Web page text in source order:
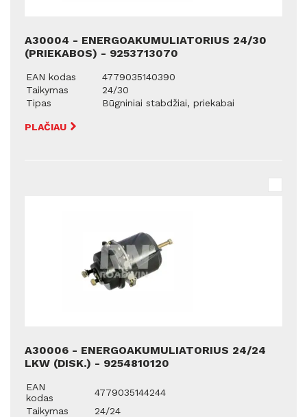
A30004 - ENERGOAKUMULIATORIUS 24/30
(PRIEKABOS) - 9253713070
EAN kodas
4779035140390
Taikymas
24/30
Tipas
Būgniniai stabdžiai, priekabai
PLAČIAU
A30006 - ENERGOAKUMULIATORIUS 24/24
LKW (DISK.) - 9254810120
EAN
kodas
4779035144244
Taikymas
24/24